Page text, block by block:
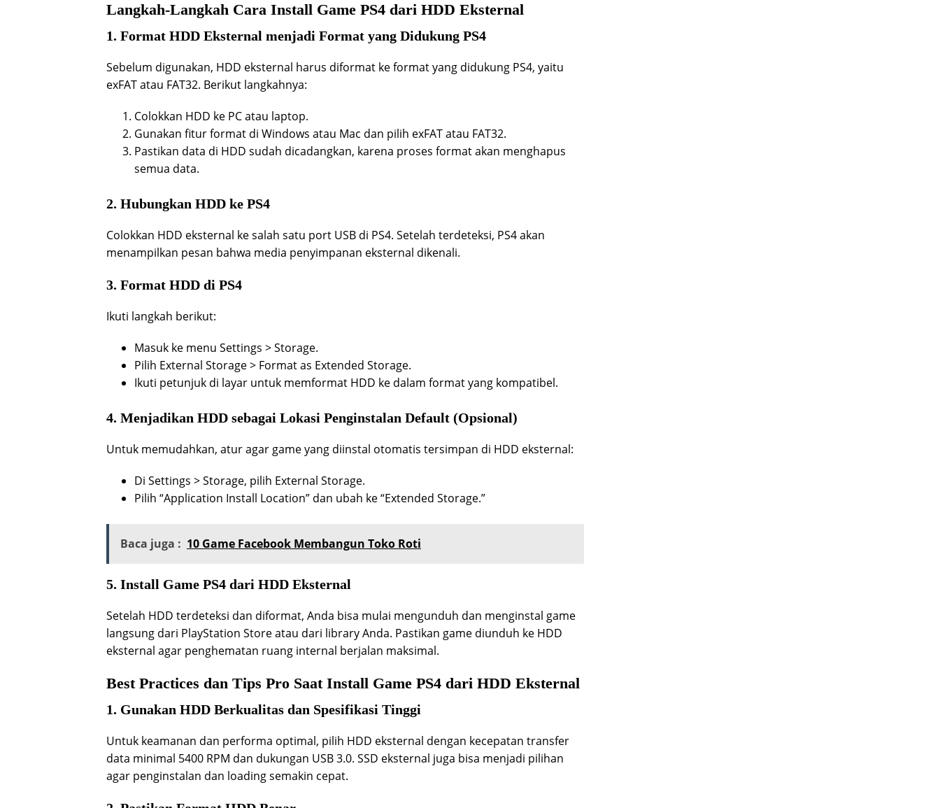
Langkah-Langkah Cara Install Game PS4 dari HDD Eksternal
1. Format HDD Eksternal menjadi Format yang Didukung PS4
Sebelum digunakan, HDD eksternal harus diformat ke format yang didukung PS4, yaitu
exFAT atau FAT32. Berikut langkahnya:
Colokkan HDD ke PC atau laptop.
Gunakan fitur format di Windows atau Mac dan pilih exFAT atau FAT32.
Pastikan data di HDD sudah dicadangkan, karena proses format akan menghapus
semua data.
2. Hubungkan HDD ke PS4
Colokkan HDD eksternal ke salah satu port USB di PS4. Setelah terdeteksi, PS4 akan
menampilkan pesan bahwa media penyimpanan eksternal dikenali.
3. Format HDD di PS4
Ikuti langkah berikut:
Masuk ke menu Settings > Storage.
Pilih External Storage > Format as Extended Storage.
Ikuti petunjuk di layar untuk memformat HDD ke dalam format yang kompatibel.
4. Menjadikan HDD sebagai Lokasi Penginstalan Default (Opsional)
Untuk memudahkan, atur agar game yang diinstal otomatis tersimpan di HDD eksternal:
Di Settings > Storage, pilih External Storage.
Pilih “Application Install Location” dan ubah ke “Extended Storage.”
Baca juga : 10 Game Facebook Membangun Toko Roti
5. Install Game PS4 dari HDD Eksternal
Setelah HDD terdeteksi dan diformat, Anda bisa mulai mengunduh dan menginstal game
langsung dari PlayStation Store atau dari library Anda. Pastikan game diunduh ke HDD
eksternal agar penghematan ruang internal berjalan maksimal.
Best Practices dan Tips Pro Saat Install Game PS4 dari HDD Eksternal
1. Gunakan HDD Berkualitas dan Spesifikasi Tinggi
Untuk keamanan dan performa optimal, pilih HDD eksternal dengan kecepatan transfer
data minimal 5400 RPM dan dukungan USB 3.0. SSD eksternal juga bisa menjadi pilihan
agar penginstalan dan loading semakin cepat.